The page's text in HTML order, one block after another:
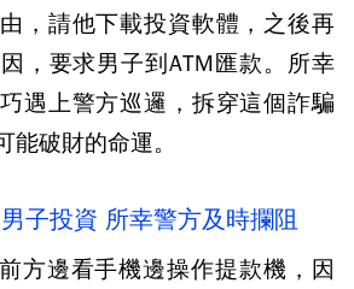
，請他下載投資軟體，之後再
，要求男子到ATM匯款。所幸
遇上警方巡邏，拆穿這個詐騙
破財的命運。
子投資 所幸警方及時攔阻
方邊看手機邊操作提款機，因